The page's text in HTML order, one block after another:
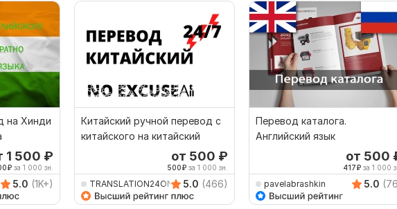
на Хинди
1 500 ₽
₽ за 1 000 зн.
5.0 (1K+)
Китайский ручной перевод с
китайского на китайский
от 500 ₽
500₽ за 1 000 зн.
TRANSLATION24ON7 5.0 (466)
Перевод каталога.
Английский язык
от 500
417₽ за 1 000
pavelabrashkin 5.0